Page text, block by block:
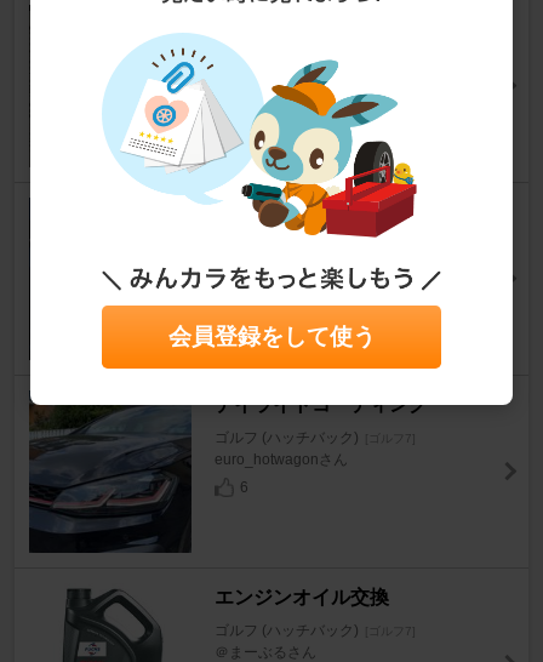
備録]
ゴルフ (ハッチバック)
MisoAjiさん
29
ヘッドライト4灯点灯失敗？
といだっくさん
5
デイライトコーディング
ゴルフ (ハッチバック) [ゴルフ7]
euro_hotwagonさん
6
エンジンオイル交換
ゴルフ (ハッチバック) [ゴルフ7]
＠まーぶるさん
会員登録をして使う